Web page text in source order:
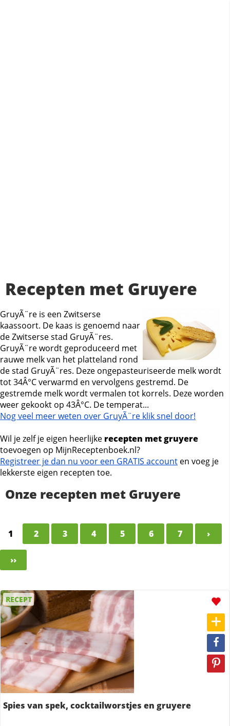
Recepten met Gruyere
GruyÃ¨re is een Zwitserse
kaassoort. De kaas is genoemd naar
de Zwitserse stad GruyÃ¨res.
GruyÃ¨re wordt geproduceerd met
rauwe melk van het platteland rond
de stad GruyÃ¨res. Deze ongepasteuriseerde melk wordt
tot 34Â°C verwarmd en vervolgens gestremd. De
gestremde melk wordt vermalen tot korrels. Deze worden
weer gekookt op 43Â°C. De temperat...
Nog veel meer weten over GruyÃ¨re klik snel door!
Wil je zelf je eigen heerlijke recepten met gruyere
toevoegen op MijnReceptenboek.nl?
Registreer je dan nu voor een GRATIS account en voeg je
lekkerste eigen recepten toe.
Onze recepten met Gruyere
1 2 3 4 5 6 7 ›
››
RECEPT
Spies van spek, cocktailworstjes en gruyere